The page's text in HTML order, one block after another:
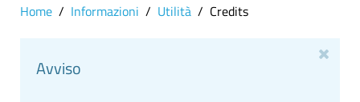
Home Informazioni Utilità Credits
Avviso